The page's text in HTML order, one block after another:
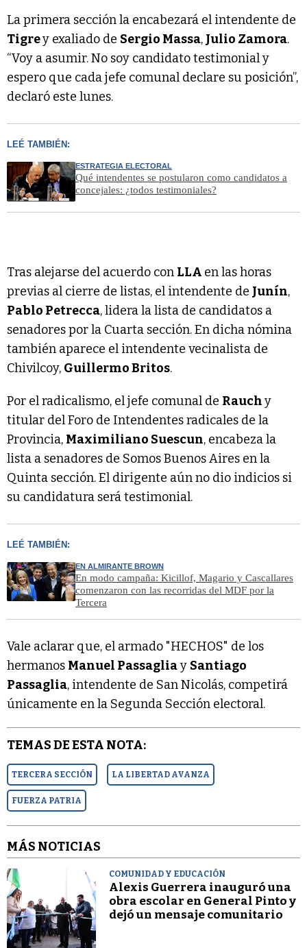
La primera sección la encabezará el intendente de
Tigrey exaliado de Sergio Massa, Julio Zamora.
“Voy a asumir. No soy candidato testimonial y
espero que cada jefe comunal declare su posición”,
declaró este lunes.
LEÉ TAMBIÉN:
ESTRATEGIA ELECTORAL
Qué intendentes se postularon como candidatos a
concejales: ¿todos testimoniales?
Tras alejarse del acuerdo con LLA en las horas
previas al cierre de listas, el intendente de Junín,
Pablo Petrecca, lidera la lista de candidatos a
senadores por la Cuarta sección. En dicha nómina
también aparece el intendente vecinalista de
Chivilcoy, Guillermo Britos.
Por el radicalismo, el jefe comunal de Rauchy
titular del Foro de Intendentes radicales de la
Provincia, Maximiliano Suescun, encabeza la
lista a senadores de Somos Buenos Aires en la
Quinta sección. El dirigente aún no dio indicios si
su candidatura será testimonial.
LEÉ TAMBIÉN:
EN ALMIRANTE BROWN
En modo campaña: Kicillof, Magario y Cascallares
comenzaron con las recorridas del MDF por la
Tercera
Vale aclarar que, el armado "HECHOS" de los
hermanos Manuel Passagliay Santiago
Passaglia, intendente de San Nicolás, competirá
únicamente en la Segunda Sección electoral.
TEMAS DE ESTA NOTA:
TERCERA SECCIÓN LA LIBERTAD AVANZA
FUERZA PATRIA
MÁS NOTICIAS
COMUNIDAD Y EDUCACIÓN
Alexis Guerrera inauguró una
obra escolar en General Pinto y
dejó un mensaje comunitario